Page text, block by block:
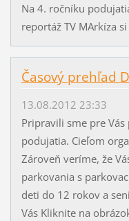
Na 4. ročníku
reportáž TV MArkíza
Časový prehľad
13.08.2012 23:33
Pripravili sme pre
podujatia. Cieľom
Zároveň veríme, že
parkovania s
deti do 12 rokov a
Vás Kliknite na